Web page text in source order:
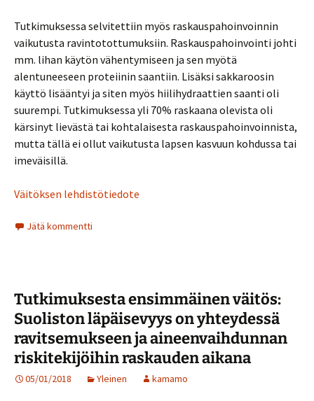
Tutkimuksessa selvitettiin myös raskauspahoinvoinnin
vaikutusta ravintotottumuksiin. Raskauspahoinvointi johti
mm. lihan käytön vähentymiseen ja sen myötä
alentuneeseen proteiinin saantiin. Lisäksi sakkaroosin
käyttö lisääntyi ja siten myös hiilihydraattien saanti oli
suurempi. Tutkimuksessa yli 70% raskaana olevista oli
kärsinyt lievästä tai kohtalaisesta raskauspahoinvoinnista,
mutta tällä ei ollut vaikutusta lapsen kasvuun kohdussa tai
imeväisillä.
Väitöksen lehdistötiedote
Jätä kommentti
Tutkimuksesta ensimmäinen väitös:
Suoliston läpäisevyys on yhteydessä
ravitsemukseen ja aineenvaihdunnan
riskitekijöihin raskauden aikana
05/01/2018 Yleinen kamamo